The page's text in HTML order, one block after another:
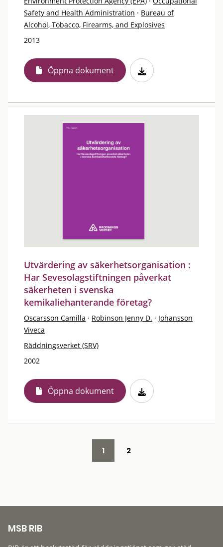
Safety and Health Administration · Bureau of
Alcohol, Tobacco, Firearms, and Explosives
2013
Öppna dokument
Utvärdering av säkerhetsorganisation :
Har Sevesolagstiftningen påverkat
säkerheten i svenska
kemikaliehanterande företag?
Oscarsson Camilla · Robinson Jenny D. · Johansson
Viveca
Räddningsverket (SRV)
2002
Öppna dokument
1 2
MSB RIB